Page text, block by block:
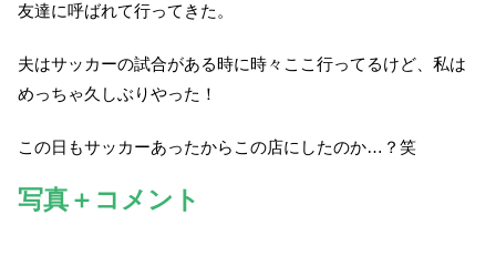
友達に呼ばれて行ってきた。
夫はサッカーの試合がある時に時々ここ行ってるけど、私は
めっちゃ久しぶりやった！
この日もサッカーあったからこの店にしたのか…？笑
写真＋コメント